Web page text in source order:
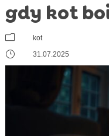
gdy kot
m kot
} 31.07.2025